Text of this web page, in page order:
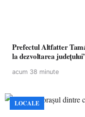
Prefectul Altfatter
la dezvoltarea
acum 38 minute
LOCALE